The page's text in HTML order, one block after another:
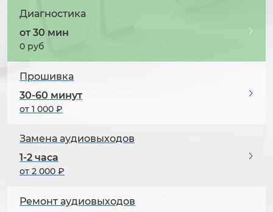
Диагностика
от 30 мин
0 руб
Прошивка
30-60 минут
от 1 000 ₽
Замена аудиовыходов
1-2 часа
от 2 000 ₽
Ремонт аудиовыходов